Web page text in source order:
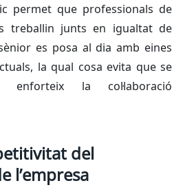
permet que professionals de
treballin junts en igualtat de
es posa al dia amb eines
la qual cosa evita que se
la col·laboració
del
l’empresa